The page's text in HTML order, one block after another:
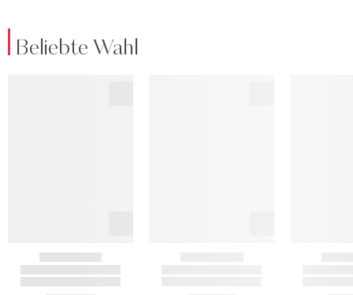
Beliebte Wahl